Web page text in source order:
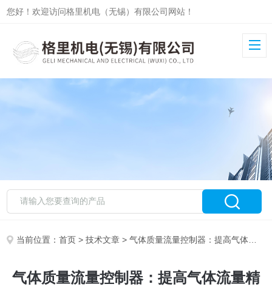
您好！欢迎访问格里机电（无锡）有限公司网站！
当前位置：首页 >技术文章 > 气体质量流量控制器：提高气体流量精度与稳定性的关键技术
气体质量流量控制器：提高气体流量精